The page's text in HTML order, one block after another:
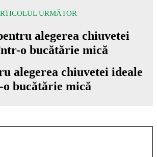
URMĂTOR
alegerea chiuvetei ideale
bucătărie mică